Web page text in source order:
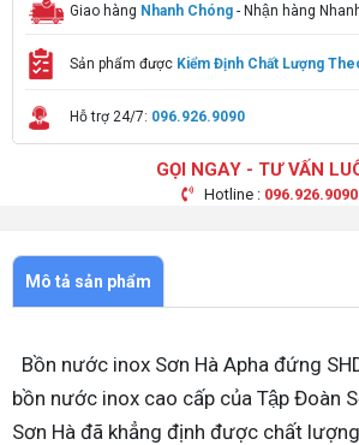
Giao hàng Nhanh Chóng - Nhận hàng
Sản phẩm được Kiểm Định Chất Lượng
Hỗ trợ 24/7: 096.926.9090
GỌI NGAY - TƯ VẤN
Hotline : 096.926.9090
Mô tả sản phẩm
Bồn nước inox Sơn Hà Apha đứng
bồn nước inox cao cấp của Tập Đoàn
Sơn Hà đã khẳng định được chất